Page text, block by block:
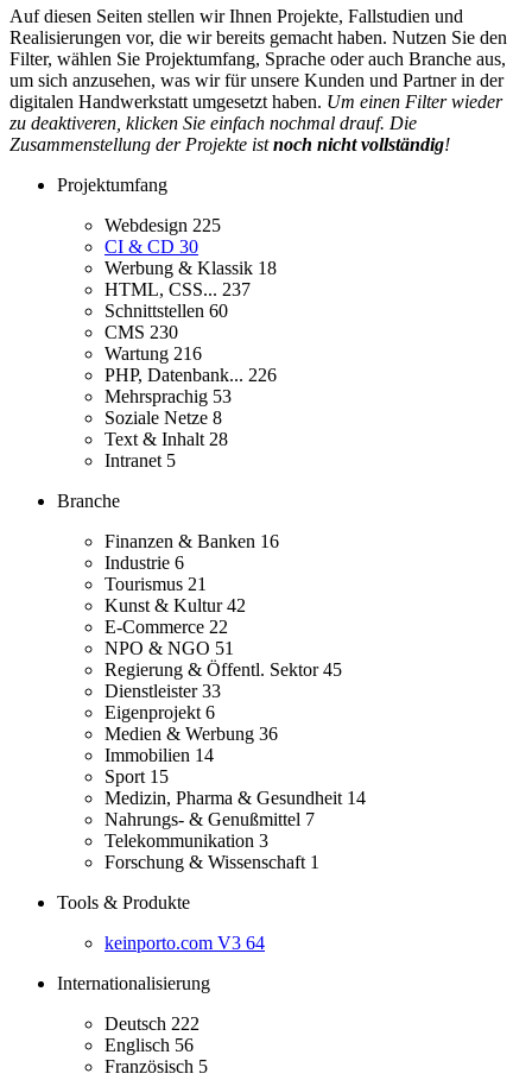
Auf diesen Seiten stellen wir Ihnen Projekte, Fallstudien und
Realisierungen vor, die wir bereits gemacht haben. Nutzen Sie den
Filter, wählen Sie Projektumfang, Sprache oder auch Branche aus,
um sich anzusehen, was wir für unsere Kunden und Partner in der
digitalen Handwerkstatt umgesetzt haben. Um einen Filter wieder
zu deaktiveren, klicken Sie einfach nochmal drauf. Die
Zusammenstellung der Projekte istnoch nicht vollständig!
Projektumfang
Webdesign 225
CI & CD 30
Werbung & Klassik 18
HTML, CSS... 237
Schnittstellen 60
CMS 230
Wartung 216
PHP, Datenbank... 226
Mehrsprachig 53
Soziale Netze 8
Text & Inhalt 28
Intranet 5
Branche
Finanzen & Banken 16
Industrie 6
Tourismus 21
Kunst & Kultur42
E-Commerce 22
NPO & NGO 51
Regierung & Öffentl. Sektor45
Dienstleister33
Eigenprojekt 6
Medien & Werbung 36
Immobilien 14
Sport 15
Medizin, Pharma & Gesundheit 14
Nahrungs- & Genußmittel 7
Telekommunikation 3
Forschung & Wissenschaft 1
Tools & Produkte
keinporto.com V3 64
Internationalisierung
Deutsch 222
Englisch 56
Französisch 5